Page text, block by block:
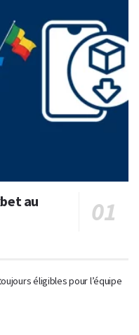
au
éligibles pour l’équipe